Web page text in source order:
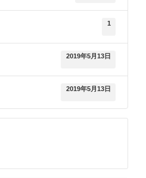
1
2019年5月13日
2019年5月13日